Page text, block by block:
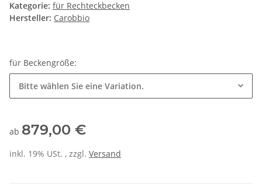
Kategorie: für Rechteckbecken
Hersteller: Carobbio
für Beckengröße:
Bitte wählen Sie eine Variation.
ab 879,00 €
inkl. 19% USt. , zzgl. Versand